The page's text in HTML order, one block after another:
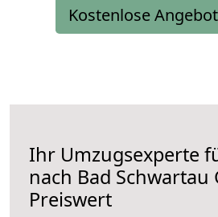
Kostenlose
Ihr Umzugsexperte
nach Bad Schwartau
Preiswert